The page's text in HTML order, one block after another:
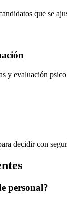
que se
y evaluación
decidir con
personal?